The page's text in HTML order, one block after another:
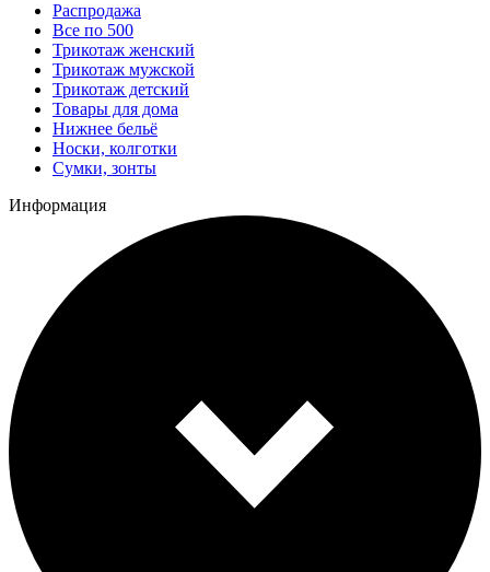
Распродажа
Все по 500
Трикотаж женский
Трикотаж мужской
Трикотаж детский
Товары для дома
Нижнее бельё
Носки, колготки
Сумки, зонты
Информация